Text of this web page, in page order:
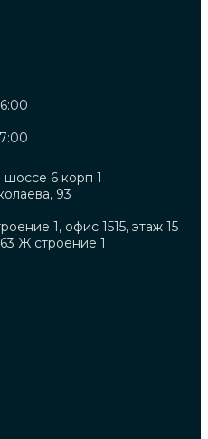
6 корп 1
93
1, офис 1515, этаж 15
Ж строение 1